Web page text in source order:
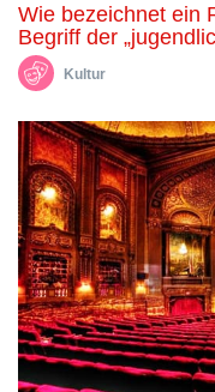
Wie bezeichnet ein Rollenfach im Theater, das dem
Begriff der
Kultur